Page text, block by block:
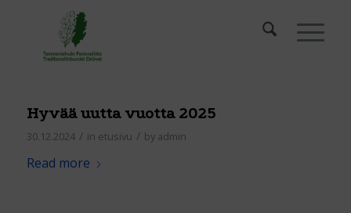
Hyvää uutta vuotta 2025
30.12.2024 / in etusivu / by admin
Read more